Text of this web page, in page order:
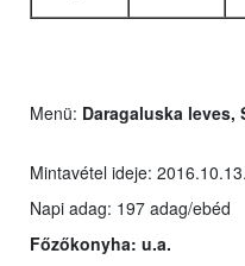
Menü: Daragaluska
Mintavétel ideje: 2016.10.13.
Napi adag: 197 adag/ebéd
Főzőkonyha: u.a.